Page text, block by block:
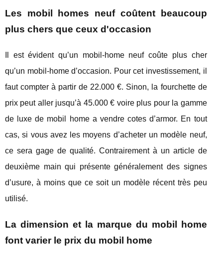
Les mobil homes neuf coûtent beaucoup
plus chers que ceux d'occasion
Il est évident qu’un mobil-home neuf coûte plus cher
qu’un mobil-home d’occasion. Pour cet investissement, il
faut compter à partir de 22.000 €. Sinon, la fourchette de
prix peut aller jusqu’à 45.000 € voire plus pour la gamme
de luxe de mobil home a vendre cotes d’armor. En tout
cas, si vous avez les moyens d’acheter un modèle neuf,
ce sera gage de qualité. Contrairement à un article de
deuxième main qui présente généralement des signes
d’usure, à moins que ce soit un modèle récent très peu
utilisé.
La dimension et la marque du mobil home
font varier le prix du mobil home